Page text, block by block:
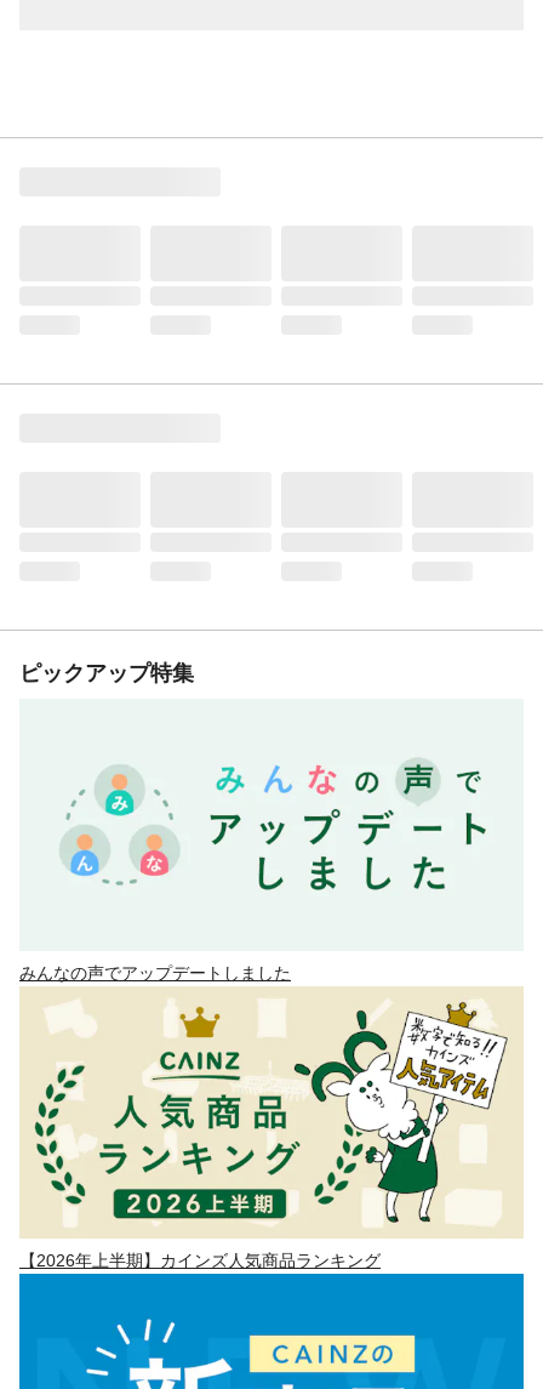
ピックアップ特集
みんなの声でアップデートしました
【2026年上半期】カインズ人気商品ランキング